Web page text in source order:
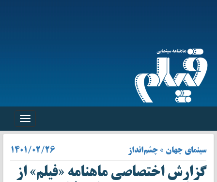
Toggle
سینمای جهان » چشم‌انداز ۱۴۰۱/۰۲/۲۶
گزارش اختصاصی ماهنامه «فیلم» از